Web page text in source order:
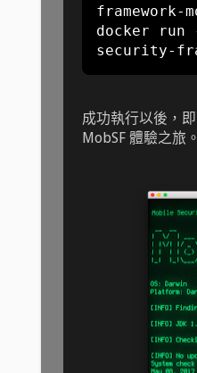
framework-
docker run
security-
成功執行以後，
MobSF 體驗之旅。